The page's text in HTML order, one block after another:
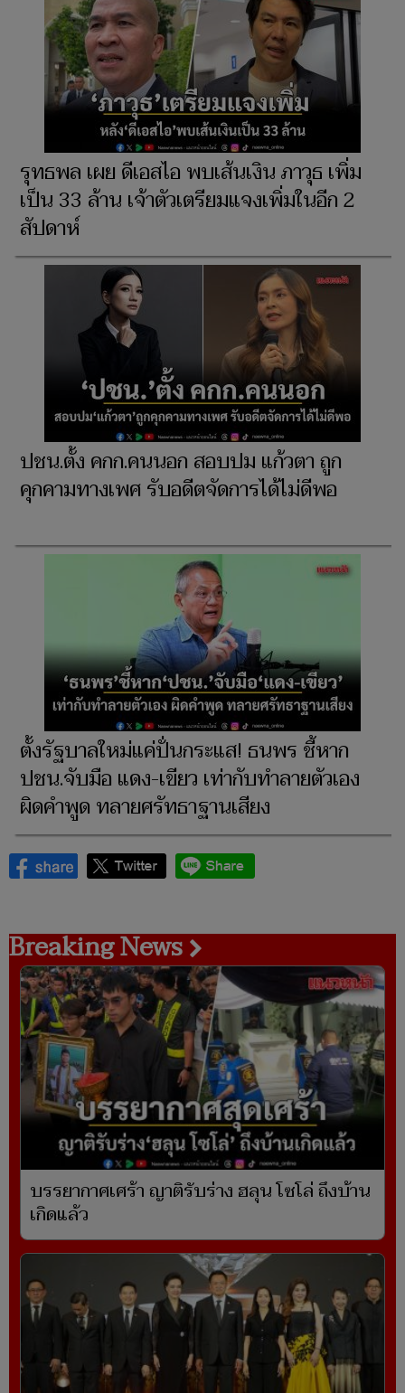
รุทธพล เผย ดีเอสไอ พบเส้นเงิน ภาวุธ เพิ่ม
เป็น 33 ล้าน เจ้าตัวเตรียมแจงเพิ่มในอีก 2
สัปดาห์
ปชน.ตั้ง คกก.คนนอก สอบปม แก้วตา ถูก
คุกคามทางเพศ รับอดีตจัดการได้ไม่ดีพอ
ตั้งรัฐบาลใหม่แค่ปั่นกระแส! ธนพร ชี้หาก
ปชน.จับมือ แดง-เขียว เท่ากับทำลายตัวเอง
ผิดคำพูด ทลายศรัทธาฐานเสียง
Breaking News
บรรยากาศเศร้า ญาติรับร่าง ฮลุน โซโล่ ถึงบ้าน
เกิดแล้ว